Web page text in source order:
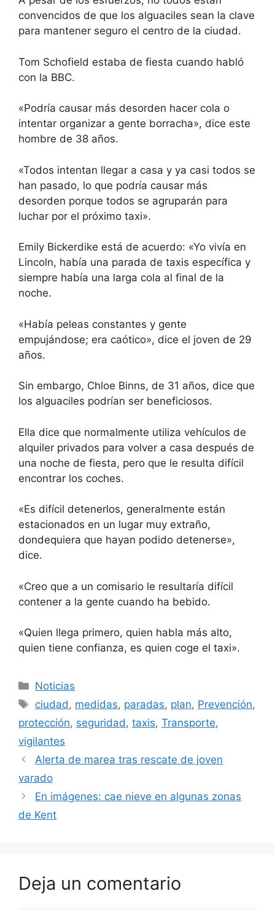
convencidos de que los alguaciles sean la clave
para mantener seguro el centro de la ciudad.
Tom Schofield estaba de fiesta cuando habló
con la BBC.
«Podría causar más desorden hacer cola o
intentar organizar a gente borracha», dice este
hombre de 38 años.
«Todos intentan llegar a casa y ya casi todos se
han pasado, lo que podría causar más
desorden porque todos se agruparán para
luchar por el próximo taxi».
Emily Bickerdike está de acuerdo: «Yo vivía en
Lincoln, había una parada de taxis específica y
siempre había una larga cola al final de la
noche.
«Había peleas constantes y gente
empujándose; era caótico», dice el joven de 29
años.
Sin embargo, Chloe Binns, de 31 años, dice que
los alguaciles podrían ser beneficiosos.
Ella dice que normalmente utiliza vehículos de
alquiler privados para volver a casa después de
una noche de fiesta, pero que le resulta difícil
encontrar los coches.
«Es difícil detenerlos, generalmente están
estacionados en un lugar muy extraño,
dondequiera que hayan podido detenerse»,
dice.
«Creo que a un comisario le resultaría difícil
contener a la gente cuando ha bebido.
«Quien llega primero, quien habla más alto,
quien tiene confianza, es quien coge el taxi».
Categorías
Noticias
Etiquetas
ciudad, medidas, paradas, plan, Prevención,
protección, seguridad, taxis, Transporte,
vigilantes
Alerta de marea tras rescate de joven
varado
En imágenes: cae nieve en algunas zonas
de Kent
Deja un comentario